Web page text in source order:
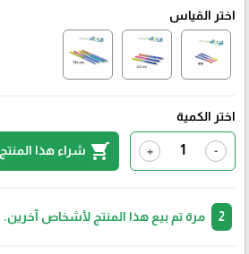
اختر القياس
اختر الكمية
-
+
shopping_cart شراء هذا المنتج
مرة تم بيع هذا المنتج لأشخاص آخرين.